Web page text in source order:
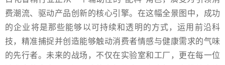
费潮流、驱动产品创新的核心引擎。在这幅全景图中，成功
的企业将是那些能够以可持续和透明的方式，运用前沿科
技，精准捕捉并创造能够触动消费者情感与健康需求的气味
的先行者。未来的战场，不仅在实验室和工厂，更在每一位